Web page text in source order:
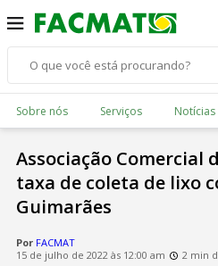
Sobre nós Serviços Notícias
Associação Comercial
taxa de coleta de lixo
Guimarães
Por FACMAT
15 de julho de 2022 às 12:00 am
2 min